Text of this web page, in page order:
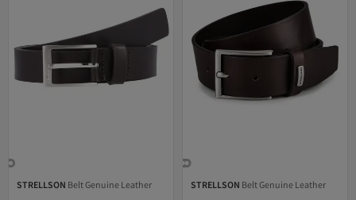
STRELLSON Belt Genuine Leather STRELLSON Belt Genuine Leather
Versand Kostenlos